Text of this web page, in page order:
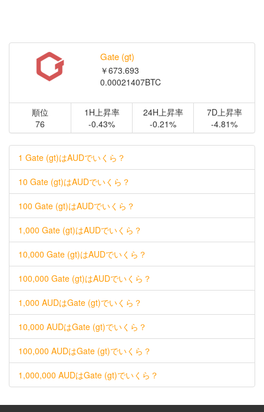
Gate (gt)
￥673.693
0.00021407BTC
順位
76
1H上昇率
-0.43%
24H上昇率
-0.21%
7D上昇率
-4.81%
1 Gate (gt)はAUDでいくら？
10 Gate (gt)はAUDでいくら？
100 Gate (gt)はAUDでいくら？
1,000 Gate (gt)はAUDでいくら？
10,000 Gate (gt)はAUDでいくら？
100,000 Gate (gt)はAUDでいくら？
1,000 AUDはGate (gt)でいくら？
10,000 AUDはGate (gt)でいくら？
100,000 AUDはGate (gt)でいくら？
1,000,000 AUDはGate (gt)でいくら？